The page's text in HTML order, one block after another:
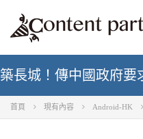
築長城！傳中國政府要
首頁 現有內容 Android-HK